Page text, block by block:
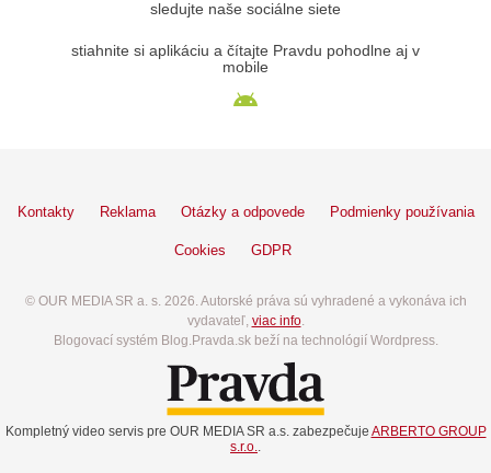
sledujte naše sociálne siete
stiahnite si aplikáciu a čítajte Pravdu pohodlne aj v
mobile
Kontakty Reklama Otázky a odpovede Podmienky používania
Cookies GDPR
© OUR MEDIA SR a. s. 2026. Autorské práva sú vyhradené a vykonáva ich
vydavateľ, viac info.
Blogovací systém Blog.Pravda.sk beží na technológií Wordpress.
Kompletný video servis pre OUR MEDIA SR a.s. zabezpečuje ARBERTO GROUP
s.r.o..